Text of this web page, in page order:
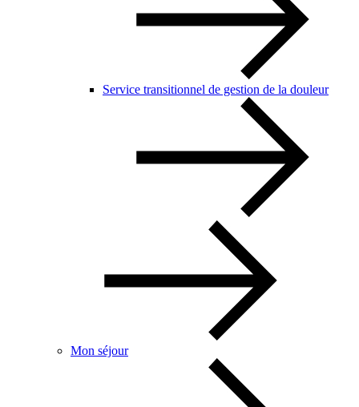
Service transitionnel de gestion de la douleur
Mon séjour